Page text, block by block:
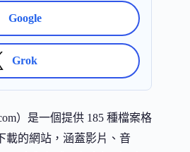
Google
Grok
）是一個提供 185 種檔案格
載的網站，涵蓋影片、音